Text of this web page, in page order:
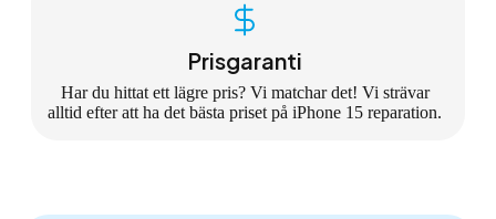
Prisgaranti
Har du hittat ett lägre pris? Vi matchar det! Vi strävar
alltid efter att ha det bästa priset på iPhone 15 reparation.